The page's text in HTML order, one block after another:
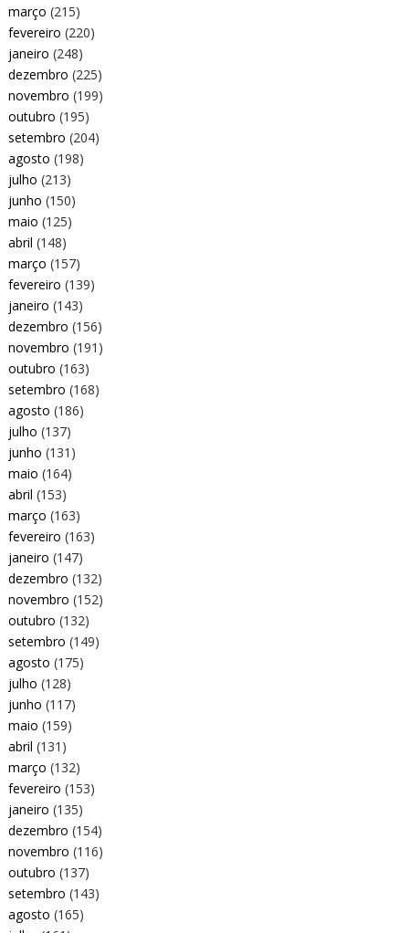
março (215)
fevereiro (220)
janeiro (248)
dezembro (225)
novembro (199)
outubro (195)
setembro (204)
agosto (198)
julho (213)
junho (150)
maio (125)
abril (148)
março (157)
fevereiro (139)
janeiro (143)
dezembro (156)
novembro (191)
outubro (163)
setembro (168)
agosto (186)
julho (137)
junho (131)
maio (164)
abril (153)
março (163)
fevereiro (163)
janeiro (147)
dezembro (132)
novembro (152)
outubro (132)
setembro (149)
agosto (175)
julho (128)
junho (117)
maio (159)
abril (131)
março (132)
fevereiro (153)
janeiro (135)
dezembro (154)
novembro (116)
outubro (137)
setembro (143)
agosto (165)